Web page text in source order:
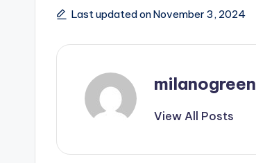
Last updated on November 3, 2024
milanogreen
View All Posts